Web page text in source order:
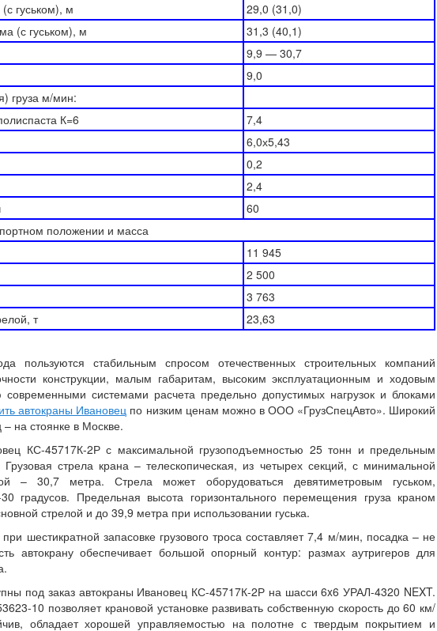
гуськом), м
29,0 (31,0)
(с гуськом), м
31,3 (40,1)
9,9 — 30,7
9,0
груза м/мин:
К=6
7,4
6,0х5,43
0,2
2,4
60
положении и масса
11 945
2 500
3 763
т
23,63
пользуются стабильным спросом отечественных строительных компаний
конструкции, малым габаритам, высоким эксплуатационным и ходовым
современными системами расчета предельно допустимых нагрузок и блоками
автокраны Ивановец по низким ценам можно в ООО «ГрузСпецАвто». Широкий
на стоянке в Москве.
КС-45717К-2Р с максимальной грузоподъемностью 25 тонн и предельным
стрела крана – телескопическая, из четырех секций, с минимальной
– 30,7 метра. Стрела может оборудоваться девятиметровым гуськом,
градусов. Предельная высота горизонтального перемещения груза краном
стрелой и до 39,9 метра при использовании гуська.
шестикратной запасовке грузового троса составляет 7,4 м/мин, посадка – не
автокрану обеспечивает большой опорный контур: размах аутригеров для
под заказ автокраны Ивановец КС-45717К-2Р на шасси 6x6 УРАЛ-4320 NEXT.
10 позволяет крановой установке развивать собственную скорость до 60 км/
обладает хорошей управляемостью на полотне с твердым покрытием и